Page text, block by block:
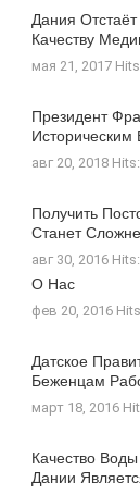
Дания
Качеству
мая 21, 2017
Президент
авг 20, 2018
Получить
Станет
авг 30, 2016
О Нас
фев 20, 2016
Датское
Беженцам
март 18, 2016
Качество
Дании